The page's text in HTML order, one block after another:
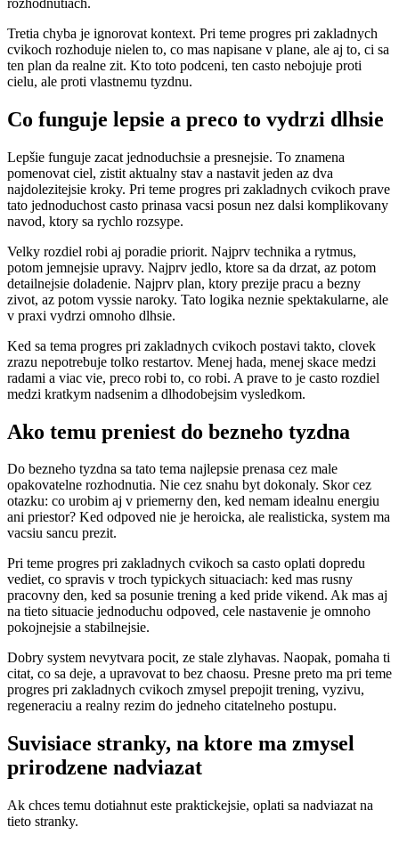
Tretia chyba je ignorovat kontext. Pri teme progres pri zakladnych
cvikoch rozhoduje nielen to, co mas napisane v plane, ale aj to, ci sa
ten plan da realne zit. Kto toto podceni, ten casto nebojuje proti
cielu, ale proti vlastnemu tyzdnu.
Co funguje lepsie a preco to vydrzi dlhsie
Lepšie funguje zacat jednoduchsie a presnejsie. To znamena
pomenovat ciel, zistit aktualny stav a nastavit jeden az dva
najdolezitejsie kroky. Pri teme progres pri zakladnych cvikoch prave
tato jednoduchost casto prinasa vacsi posun nez dalsi komplikovany
navod, ktory sa rychlo rozsype.
Velky rozdiel robi aj poradie priorit. Najprv technika a rytmus,
potom jemnejsie upravy. Najprv jedlo, ktore sa da drzat, az potom
detailnejsie doladenie. Najprv plan, ktory prezije pracu a bezny
zivot, az potom vyssie naroky. Tato logika neznie spektakularne, ale
v praxi vydrzi omnoho dlhsie.
Ked sa tema progres pri zakladnych cvikoch postavi takto, clovek
zrazu nepotrebuje tolko restartov. Menej hada, menej skace medzi
radami a viac vie, preco robi to, co robi. A prave to je casto rozdiel
medzi kratkym nadsenim a dlhodobejsim vysledkom.
Ako temu preniest do bezneho tyzdna
Do bezneho tyzdna sa tato tema najlepsie prenasa cez male
opakovatelne rozhodnutia. Nie cez snahu byt dokonaly. Skor cez
otazku: co urobim aj v priemerny den, ked nemam idealnu energiu
ani priestor? Ked odpoved nie je heroicka, ale realisticka, system ma
vacsiu sancu prezit.
Pri teme progres pri zakladnych cvikoch sa casto oplati dopredu
vediet, co spravis v troch typickych situaciach: ked mas rusny
pracovny den, ked sa posunie trening a ked pride vikend. Ak mas aj
na tieto situacie jednoduchu odpoved, cele nastavenie je omnoho
pokojnejsie a stabilnejsie.
Dobry system nevytvara pocit, ze stale zlyhavas. Naopak, pomaha ti
citat, co sa deje, a upravovat to bez chaosu. Presne preto ma pri teme
progres pri zakladnych cvikoch zmysel prepojit trening, vyzivu,
regeneraciu a realny rezim do jedneho citatelneho postupu.
Suvisiace stranky, na ktore ma zmysel
prirodzene nadviazat
Ak chces temu dotiahnut este praktickejsie, oplati sa nadviazat na
tieto stranky.